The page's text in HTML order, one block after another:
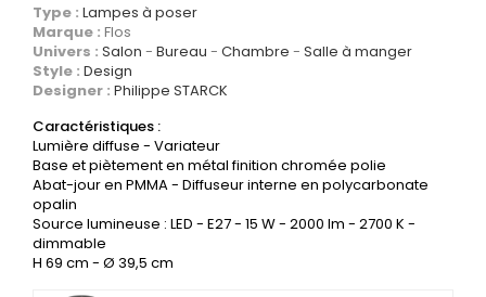
Type : Lampes à poser
Marque : Flos
Univers : Salon Bureau Chambre
Salle à manger
Style : Design
Designer : Philippe STARCK
Caractéristiques :
Lumière diffuse - Variateur
Base et piètement en métal finition chromée polie
Abat-jour en PMMA - Diffuseur interne en polycarbonate
opalin
Source lumineuse : LED - E27 - 15 W - 2000 lm - 2700 K -
dimmable
H 69 cm - Ø 39,5 cm